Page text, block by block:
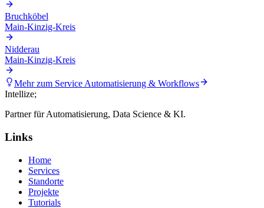
Bruchköbel
Main-Kinzig-Kreis
Nidderau
Main-Kinzig-Kreis
Mehr zum ServiceAutomatisierung & Workflows
Intellize;
Partner für Automatisierung, Data Science & KI.
Links
Home
Services
Standorte
Projekte
Tutorials